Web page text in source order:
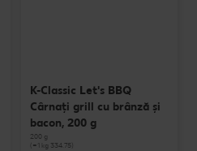
K-Classic Let's BBQ
Cârnaţi grill cu brânză și
bacon, 200 g
200 g
(=1 kg 334.75)